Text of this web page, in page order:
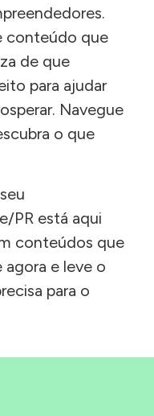
conteúdo que
de que
para ajudar
Navegue
o que
PR está aqui
conteúdos que
agora e leve o
para o